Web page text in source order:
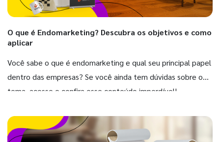
O que é Endomarketing? Descubra os objetivos e como
aplicar
Você sabe o que é endomarketing e qual seu principal papel
dentro das empresas? Se você ainda tem dúvidas sobre o
tema, acesse e confira esse conteúdo imperdível!